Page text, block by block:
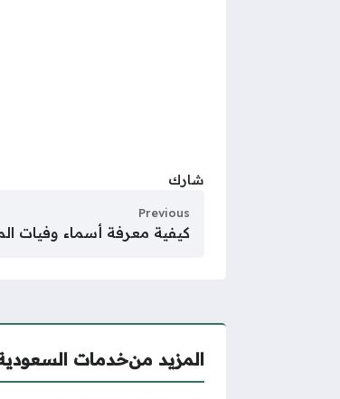
شارك
Previous
كيفية معرفة أسماء وفيات
المزيد منخدمات